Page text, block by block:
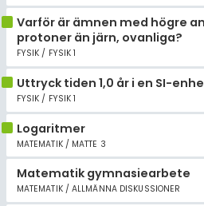
Varför är ämnen med högre
protoner än järn, ovanliga?
FYSIK / FYSIK 1
Uttryck tiden 1,0 år i en SI-
FYSIK / FYSIK 1
Logaritmer
MATEMATIK / MATTE 3
Matematik gymnasiearbete
MATEMATIK / ALLMÄNNA DISKUSSIONER